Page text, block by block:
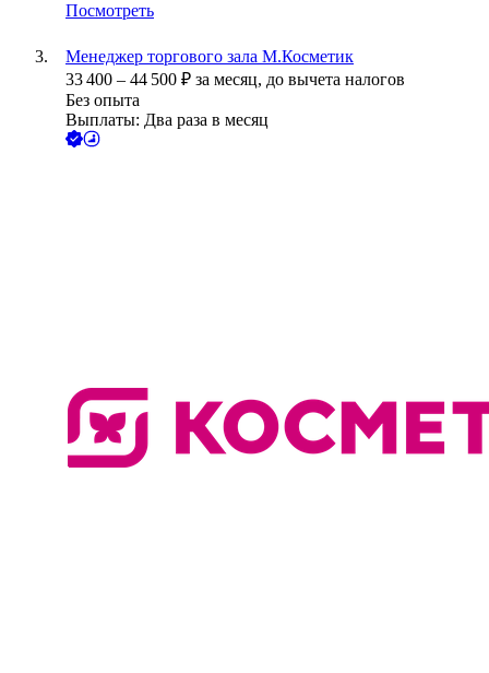
Посмотреть
Менеджер торгового зала М.Косметик
33 400 – 44 500 ₽ за месяц, до вычета налогов
Без опыта
Выплаты: Два раза в месяц